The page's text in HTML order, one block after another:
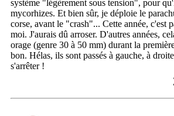
système "légèrement sous tension", pour
mycorhizes. Et bien sûr, je déploie le
corse, avant le "crash"... Cette année, c'est
moi. J'aurais dû arroser. D'autres années,
orage (genre 30 à 50 mm) durant la
bon. Hélas, ils sont passés à gauche, à
s'arrêter !